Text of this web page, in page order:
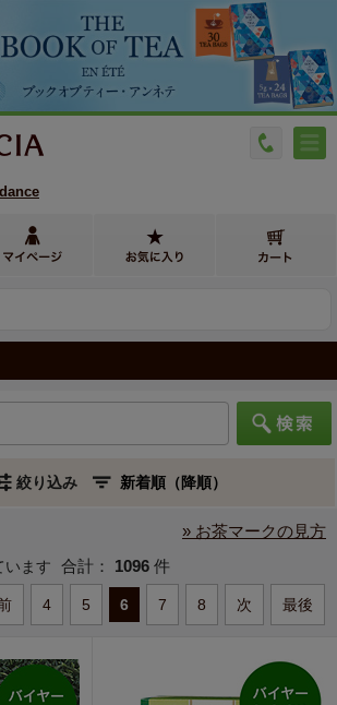
絞り込み
» お茶マークの見方
います 合計： 1096 件
4 5 6 7 8 次 最後